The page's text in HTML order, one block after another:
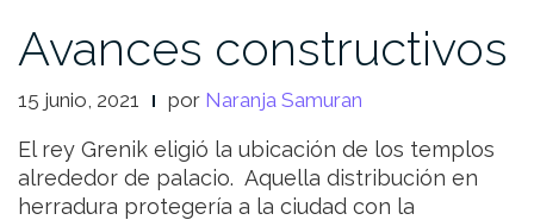
Avances constructivos
15 junio, 2021 por Naranja Samuran
El rey Grenik eligió la ubicación de los templos
alrededor de palacio. Aquella distribución en
herradura protegería a la ciudad con la